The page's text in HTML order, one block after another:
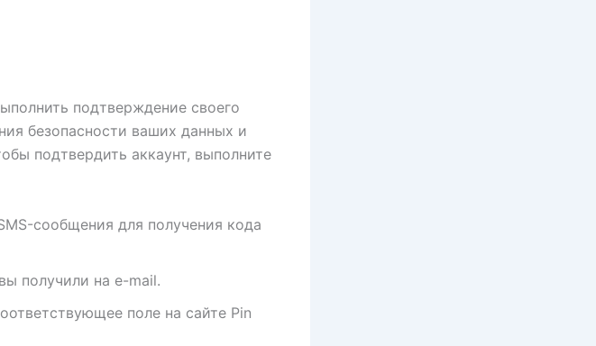
подтверждение своего
безопасности ваших данных и
подтвердить аккаунт, выполните
сообщения для получения кода
получили на e-mail.
поле на сайте Pin